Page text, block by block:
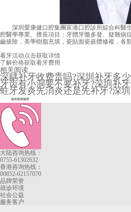
深圳愛康健口腔集團富港口腔診所綜合科醫
腔醫學專業。擅長項目：牙體牙髓多發、疑難病
齒拔除，美學樹脂充填，瓷貼面瓷嵌體修複，各
看牙活动点击获取详情
了解价格获取看牙费用
相关阅读
深龋补牙收费贵吗?深圳补牙多
牙齿有小洞要不要补牙?深圳补
蛀牙发炎先消炎还是先补牙?深
相关医师推荐
大陆咨询热线：
0755-61302632
香港咨询热线：
00852-62157070
品牌荣誉
就诊环境
社会公益
服务客户